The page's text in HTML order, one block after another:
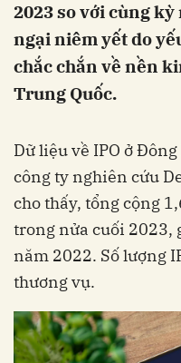
2023 so với cùng
ngại niêm yết do
chắc chắn về nền
Trung Quốc.
Dữ liệu về IPO ở
công ty nghiên cứu
cho thấy, tổng cộng
trong nửa cuối 2023,
năm 2022. Số lượng
thương vụ.